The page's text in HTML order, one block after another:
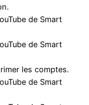
les comptes.